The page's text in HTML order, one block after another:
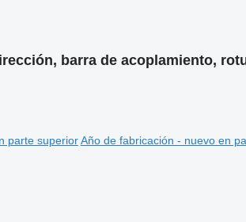
barra de acoplamiento,
parte superior Año de fabricación - nuevo en